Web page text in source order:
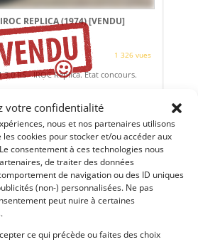
votre confidentialité
nous et nos partenaires utilisons
cookies pour stocker et/ou accéder aux
consentement à ces technologies nous
de traiter des données
de navigation ou des ID uniques
(non-) personnalisées. Ne pas
peut nuire à certaines
ce qui précède ou faites des choix
REPLICA (1974)[VENDU]
1 326 vues
3.0 RS - IROC Replica. Etat concours.